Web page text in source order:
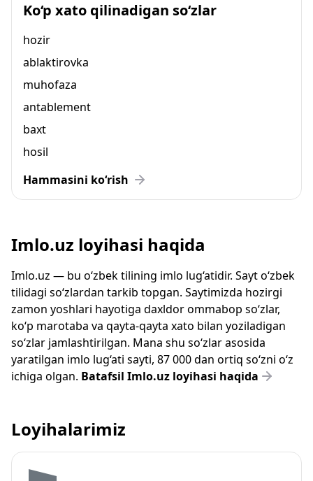
Ko‘p xato qilinadigan so‘zlar
hozir
ablaktirovka
muhofaza
antablement
baxt
hosil
Hammasini ko‘rish
Imlo.uz loyihasi haqida
Imlo.uz — bu o‘zbek tilining imlo lug‘atidir. Sayt o‘zbek
tilidagi so‘zlardan tarkib topgan. Saytimizda hozirgi
zamon yoshlari hayotiga daxldor ommabop so‘zlar,
ko‘p marotaba va qayta-qayta xato bilan yoziladigan
so‘zlar jamlashtirilgan. Mana shu so‘zlar asosida
yaratilgan imlo lug‘ati sayti, 87 000 dan ortiq so‘zni o‘z
ichiga olgan. Batafsil Imlo.uz loyihasi haqida
Loyihalarimiz